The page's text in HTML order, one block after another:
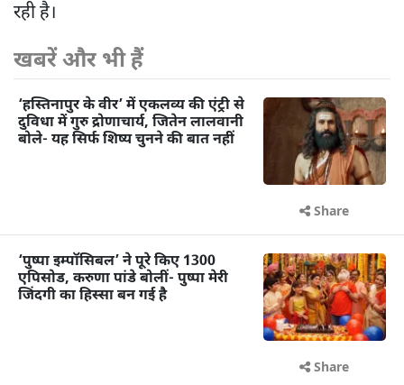
रही है।
खबरें और भी हैं
‘हस्तिनापुर के वीर’ में एकलव्य की एंट्री से
दुविधा में गुरु द्रोणाचार्य, जितेन लालवानी
बोले- यह सिर्फ शिष्य चुनने की बात नहीं
Share
‘पुष्पा इम्पॉसिबल’ ने पूरे किए 1300
एपिसोड, करुणा पांडे बोलीं- पुष्पा मेरी
जिंदगी का हिस्सा बन गई है
Share